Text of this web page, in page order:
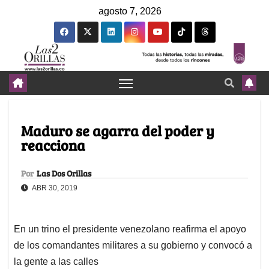
agosto 7, 2026
Maduro se agarra del poder y
reacciona
Por Las Dos Orillas
ABR 30, 2019
En un trino el presidente venezolano reafirma el apoyo
de los comandantes militares a su gobierno y convocó a
la gente a las calles